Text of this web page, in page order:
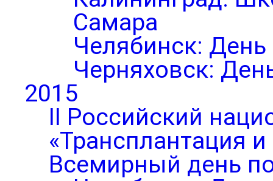
Самара
Челябинск: День
Черняховск:
2015
II Российский
«Трансплантация
Всемирный день